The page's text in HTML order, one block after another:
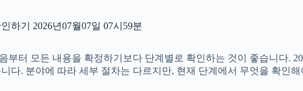
하기 2026년07월07일 07시59분
부터 모든 내용을 확정하기보다 단계별로 확인하는 것이 좋습니다.
다. 분야에 따라 세부 절차는 다르지만, 현재 단계에서 무엇을 확인